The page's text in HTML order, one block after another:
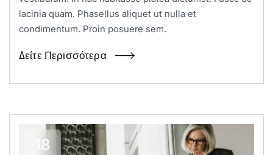
lacinia quam. Phasellus aliquet ut nulla et
condimentum. Proin posuere sem.
Δείτε Περισσότερα
18